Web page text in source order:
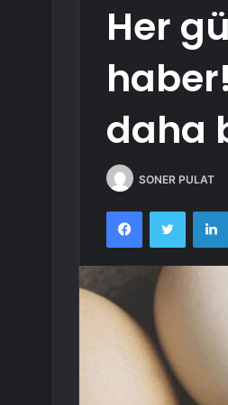
Her
daha
SONER PULAT
FacebookTwitter